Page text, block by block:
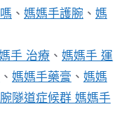
、 媽媽手護腕 、 媽
手 治療 、媽媽手 運
、 媽媽手藥膏 、 媽媽
腕隧道症候群 媽媽手